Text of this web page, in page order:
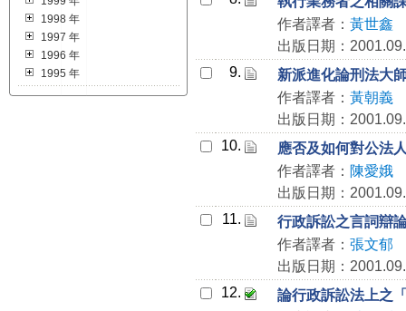
1998 年
1997 年
1996 年
1995 年
作者譯者： 黃世鑫
出版日期：
9.
新派進化論刑法大
作者譯者： 黃朝義
出版日期：
10.
應否及如何對公法
作者譯者： 陳愛娥
出版日期：
11.
行政訴訟之言詞辯
作者譯者： 張文郁
出版日期：
12.
論行政訴訟法上之